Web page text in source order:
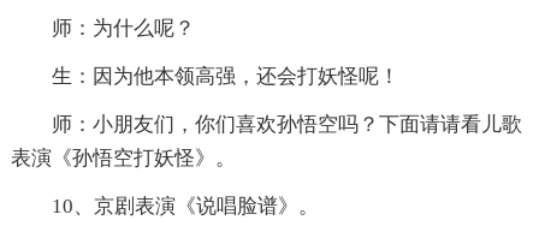
师：为什么呢？
生：因为他本领高强，还会打妖怪呢！
师：小朋友们，你们喜欢孙悟空吗？下面请请看儿歌
表演《孙悟空打妖怪》。
10、京剧表演《说唱脸谱》。